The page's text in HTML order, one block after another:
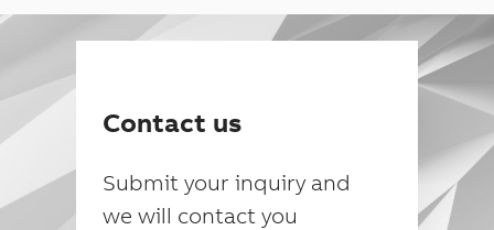
Contact us
Submit your inquiry and
we will contact you